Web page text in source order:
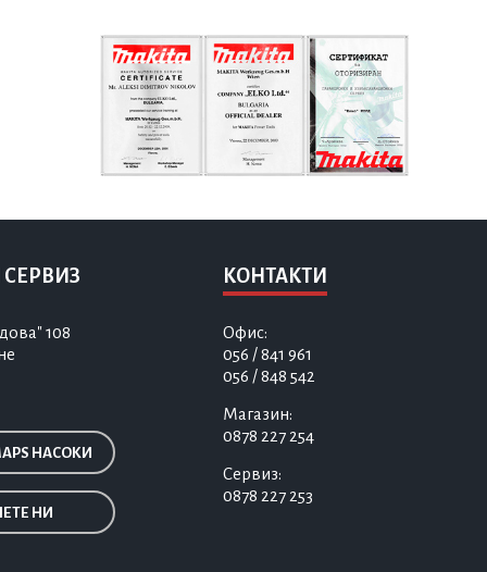
108
НАСОКИ
НИ
КОНТАКТИ
Офис:
056 / 841 961
056 / 848 542
Магазин:
0878 227 254
Сервиз:
0878 227 253